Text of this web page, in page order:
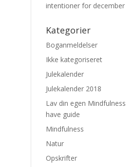
intentioner for december
Kategorier
Boganmeldelser
Ikke kategoriseret
Julekalender
Julekalender 2018
Lav din egen Mindfulness
have guide
Mindfulness
Natur
Opskrifter